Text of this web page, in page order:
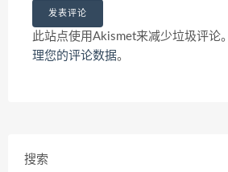
此站点使用Akismet来减少垃圾评论。
理您的评论数据。
搜索